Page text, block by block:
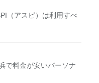
（アスピ）は利用すべ
で料金が安いパーソナ